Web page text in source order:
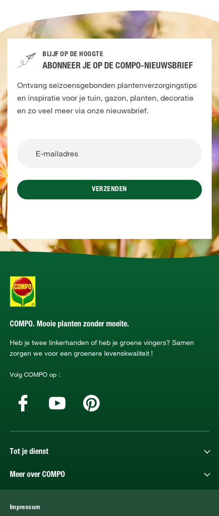
BLIJF OP DE HOOGTE
ABONNEER JE OP DE COMPO-NIEUWSBRIEF
Ontvang seizoensgebonden plantenverzorgingstips
en inspiratie voor je tuin, gazon, planten, decoratie
en zo veel meer via onze nieuwsbrief.
VERZENDEN
COMPO. Mooie planten zonder moeite.
Heb je twee linkerhanden of heb je groene vingers? Samen
zorgen we voor een groenere levenskwaliteit !
Volg COMPO op :
Tot je dienst
Meer over COMPO
Impressum